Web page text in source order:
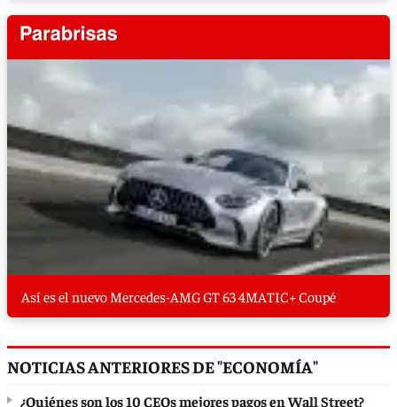
Así es el nuevo Mercedes-AMG GT 63 4MATIC+ Coupé
NOTICIAS ANTERIORES DE "ECONOMÍA"
¿Quiénes son los 10 CEOs mejores pagos en Wall Street?